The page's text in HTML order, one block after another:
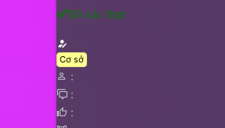
Đã xác thực
Cơ sở